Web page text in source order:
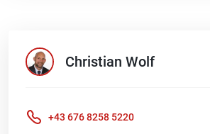
Christian Wolf
+43 676 8258 5220